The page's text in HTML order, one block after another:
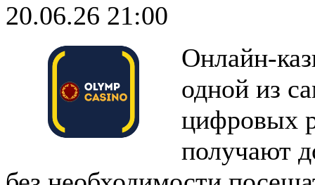
20.06.26 21:00
Онлайн-
одной из
цифровых
получают